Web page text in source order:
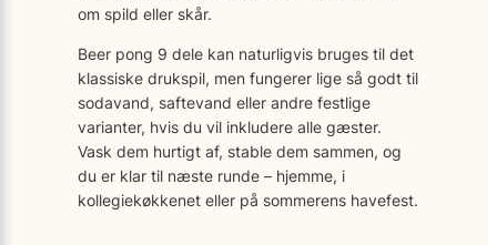
om spild eller skår.
Beer pong 9 dele kan naturligvis bruges til det
klassiske drukspil, men fungerer lige så godt til
sodavand, saftevand eller andre festlige
varianter, hvis du vil inkludere alle gæster.
Vask dem hurtigt af, stable dem sammen, og
du er klar til næste runde – hjemme, i
kollegiekøkkenet eller på sommerens havefest.